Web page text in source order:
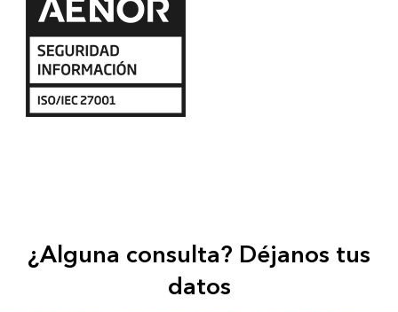
¿Alguna consulta? Déjanos tus
datos